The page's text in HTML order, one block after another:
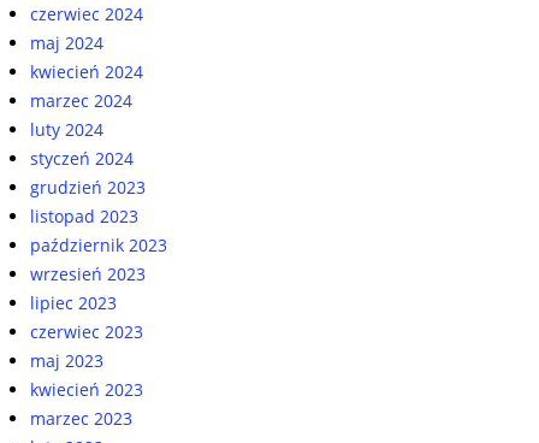
czerwiec 2024
maj 2024
kwiecień 2024
marzec 2024
luty 2024
styczeń 2024
grudzień 2023
listopad 2023
październik 2023
wrzesień 2023
lipiec 2023
czerwiec 2023
maj 2023
kwiecień 2023
marzec 2023